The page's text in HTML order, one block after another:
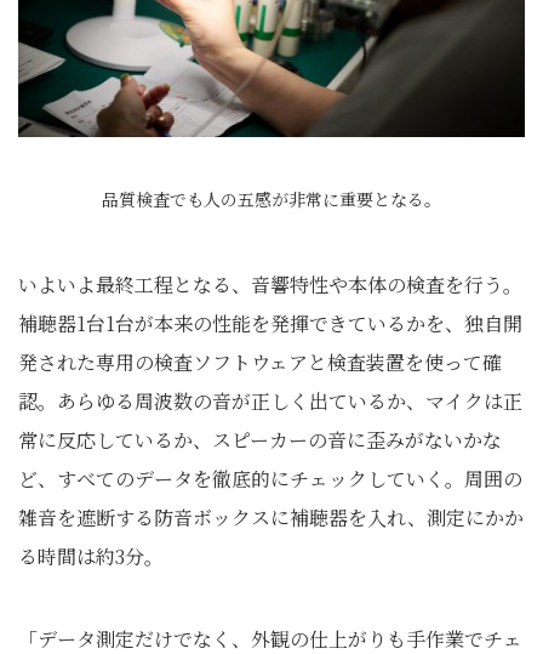
品質検査でも人の五感が非常に重要となる。
いよいよ最終工程となる、音響特性や本体の検査を行う。
補聴器1台1台が本来の性能を発揮できているかを、独自開
発された専用の検査ソフトウェアと検査装置を使って確
認。あらゆる周波数の音が正しく出ているか、マイクは正
常に反応しているか、スピーカーの音に歪みがないかな
ど、すべてのデータを徹底的にチェックしていく。周囲の
雑音を遮断する防音ボックスに補聴器を入れ、測定にかか
る時間は約3分。
「データ測定だけでなく、外観の仕上がりも手作業でチェ